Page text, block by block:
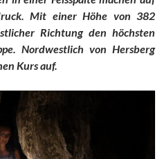
Mit einer Höhe von 382
Richtung den höchsten
Nordwestlich von Hersberg
Kurs auf.